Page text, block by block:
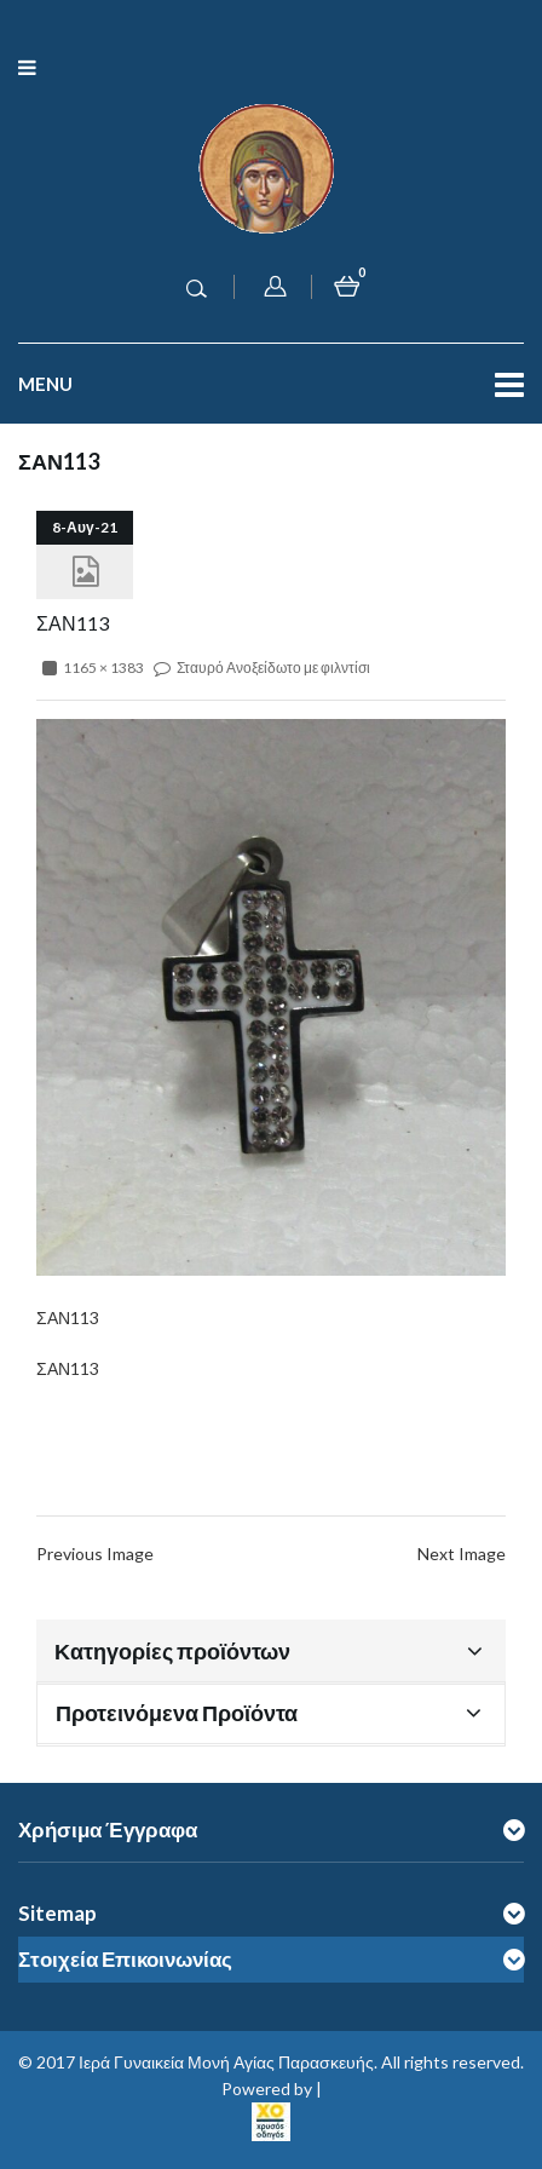
0
MENU
ΣΑΝ113
8-Αυγ-21
ΣΑΝ113
1165 × 1383 Σταυρό Ανοξείδωτο με φιλντίσι
ΣΑΝ113
ΣΑΝ113
Previous Image Next Image
Κατηγορίες προϊόντων
Προτεινόμενα Προϊόντα
Χρήσιμα Έγγραφα
Sitemap
Στοιχεία Επικοινωνίας
© 2017 Ιερά Γυναικεία Μονή Αγίας Παρασκευής. All rights reserved.
Powered by |